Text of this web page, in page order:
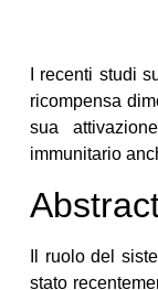
I recenti studi
ricompensa
sua
immunitario
Il ruolo del
stato